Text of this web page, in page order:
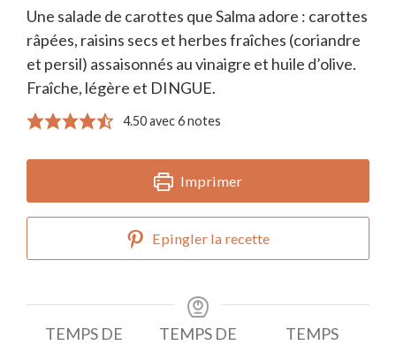
Une salade de carottes que Salma adore : carottes
râpées, raisins secs et herbes fraîches (coriandre
et persil) assaisonnés au vinaigre et huile d’olive.
Fraîche, légère et DINGUE.
4.50avec6notes
Imprimer
Epingler la recette
TEMPS DE
TEMPS DE
TEMPS